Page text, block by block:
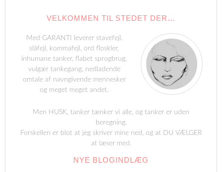
VELKOMMEN TIL STEDET DER…
Med GARANTI leverer stavefejl,
slåfejl, kommafejl, ord floskler,
inhumane tanker, flabet sprogbrug,
vulgær tankegang, nedladende
omtale af navngivende mennesker
og meget meget andet.
Men HUSK, tanker tænker vi alle, og tanker er uden
beregning.
Forskellen er blot at jeg skriver mine ned, og at DU VÆLGER
at læser med.
NYE BLOGINDLÆG